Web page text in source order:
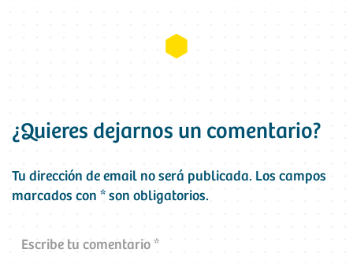
¿Quieres dejarnos un comentario?
Tu dirección de email no será publicada. Los campos
marcados con * son obligatorios.